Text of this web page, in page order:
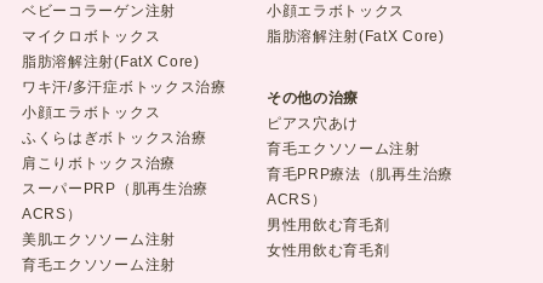
ベビーコラーゲン注射
マイクロボトックス
脂肪溶解注射(FatX Core)
ワキ汗/多汗症ボトックス治療
小顔エラボトックス
ふくらはぎボトックス治療
肩こりボトックス治療
スーパーPRP（肌再生治療
ACRS）
美肌エクソソーム注射
育毛エクソソーム注射
小顔エラボトックス
脂肪溶解注射(FatX Core)
その他の治療
ピアス穴あけ
育毛エクソソーム注射
育毛PRP療法（肌再生治療
ACRS）
男性用飲む育毛剤
女性用飲む育毛剤